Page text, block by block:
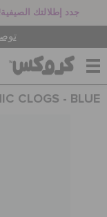
جدد إطلالتك الصيفية! استمتع بخصم
CLOGS - BLUE